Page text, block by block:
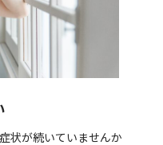
状が続いていませんか